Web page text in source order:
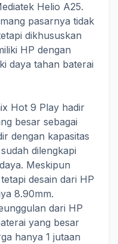
Helio A25.
pasarnya tidak
dikhususkan
HP dengan
daya tahan baterai
Hot 9 Play hadir
besar sebagai
dengan kapasitas
dilengkapi
Meskipun
desain dari HP
8.90mm.
dari HP
yang besar
hanya 1 jutaan